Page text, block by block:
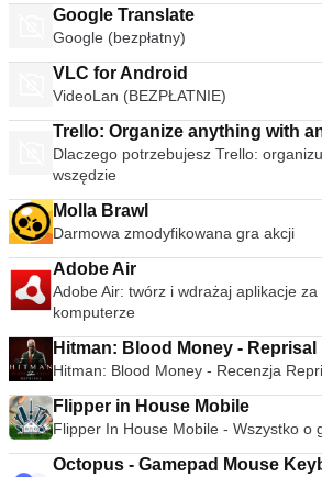
Google Translate
Google (bezpłatny)
VLC for Android
VideoLan (BEZPŁATNIE)
Trello: Organize anything with
Dlaczego potrzebujesz Trello:
wszędzie
Molla Brawl
Darmowa zmodyfikowana gra akcji
Adobe Air
Adobe Air: twórz i wdrażaj aplikacje
komputerze
Hitman: Blood Money - Reprisal
Hitman: Blood Money - Recenzja
Flipper in House Mobile
Flipper In House Mobile - Wszystko o
Octopus - Gamepad Mouse